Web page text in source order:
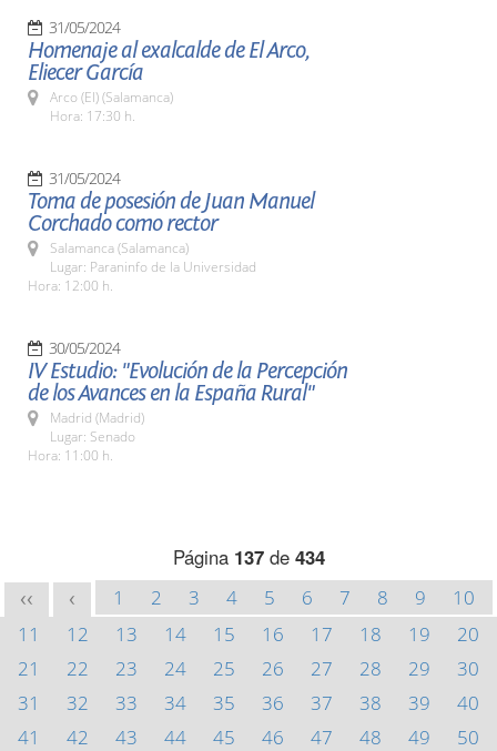
31/05/2024
Homenaje al exalcalde de El Arco,
Eliecer García
Arco (El) (Salamanca)
Hora: 17:30 h.
31/05/2024
Toma de posesión de Juan Manuel
Corchado como rector
Salamanca (Salamanca)
Lugar: Paraninfo de la Universidad
Hora: 12:00 h.
30/05/2024
IV Estudio: "Evolución de la Percepción
de los Avances en la España Rural"
Madrid (Madrid)
Lugar: Senado
Hora: 11:00 h.
Página 137de 434
<< < 1 2 3 4 5 6 7 8 9
10
11
12 13 14 15 16 17 18 19
20
21
22 23 24 25 26 27 28 29
30
31
32 33 34 35 36 37 38 39
40
41
42 43 44 45 46 47 48 49
50